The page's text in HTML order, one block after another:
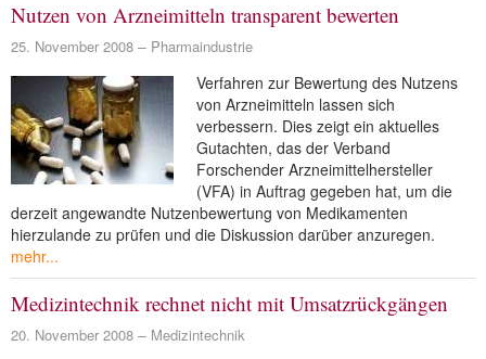
Nutzen von Arzneimitteln transparent bewerten
25. November 2008 Pharmaindustrie
Verfahren zur Bewertung des Nutzens
von Arzneimitteln lassen sich
verbessern. Dies zeigt ein aktuelles
Gutachten, das der Verband
Forschender Arzneimittelhersteller
(VFA) in Auftrag gegeben hat, um die
derzeit angewandte Nutzenbewertung von Medikamenten
hierzulande zu prüfen und die Diskussion darüber anzuregen.
mehr...
Medizintechnik rechnet nicht mit Umsatzrückgängen
20. November 2008 Medizintechnik